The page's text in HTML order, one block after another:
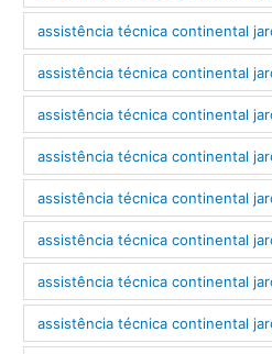
assistência técnica continental
assistência técnica continental
assistência técnica continental
assistência técnica continental
assistência técnica continental
assistência técnica continental
assistência técnica continental
assistência técnica continental